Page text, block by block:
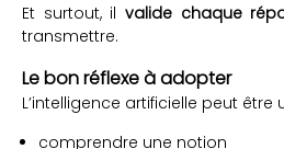
Et surtout, il valide chaque
transmettre.
Le bon réflexe à adopter
L’intelligence artificielle peut être
comprendre une notion